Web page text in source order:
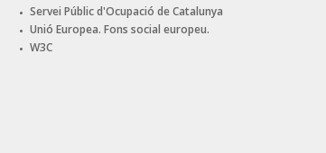
Servei Públic d'Ocupació de Catalunya
Unió Europea. Fons social europeu.
W3C